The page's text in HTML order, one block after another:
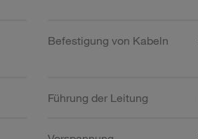
Befestigung von Kabeln
Führung der Leitung